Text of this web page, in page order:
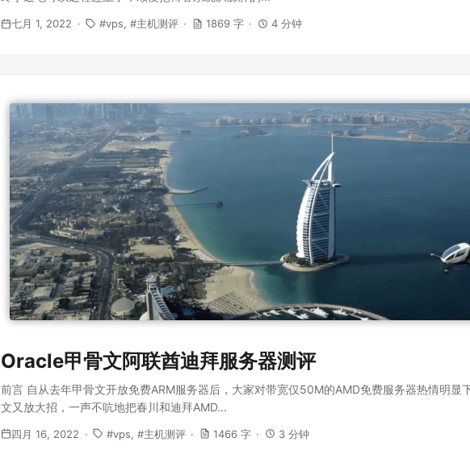
七月 1, 2022 vps 主机测评 1869 字 4 分钟
Oracle甲骨文阿联酋迪拜服务器测评
前言 自从去年甲骨文开放免费ARM服务器后，大家对带宽仅50M的AMD免费服务器热情明显
文又放大招，一声不吭地把春川和迪拜AMD...
四月 16, 2022 vps 主机测评 1466 字 3 分钟